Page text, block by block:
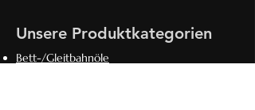
Unsere Produktkategorien
Bett-/Gleitbahnöle